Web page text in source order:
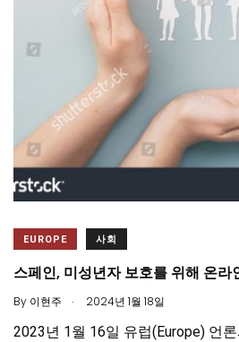
EUROPE 사회
스페인, 미성년자 보호를 위해 온라
By 이현주 . 2024년 1월 18일
2023년 1월 16일 유럽(Europe) 언